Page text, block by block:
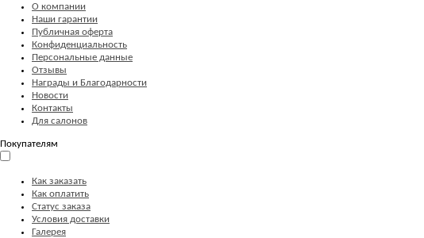
О компании
Наши гарантии
Публичная оферта
Конфиденциальность
Персональные данные
Отзывы
Награды и Благодарности
Новости
Контакты
Для салонов
Покупателям
Как заказать
Как оплатить
Статус заказа
Условия доставки
Галерея